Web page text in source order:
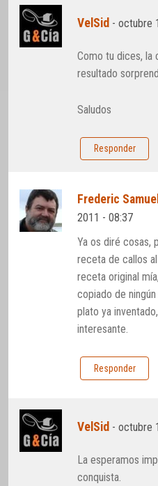
VelSid -octubre
Como tu dices, la
resultado
Saludos
Responder
Frederic
2011 - 08:37
Ya os diré cosas,
receta de callos
receta original
copiado de
plato ya
interesante.
Responder
VelSid -octubre
La esperamos
conquista.